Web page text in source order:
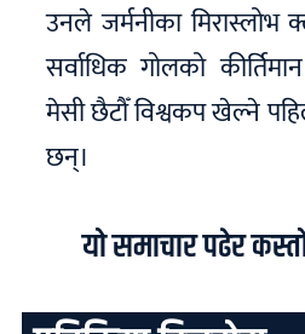
उनले जर्मनीका मिरास्लोभ
सर्वाधिक गोलको
मेसी छैटौँ विश्वकप खेल्ने
छन्।
यो समाचार पढेर